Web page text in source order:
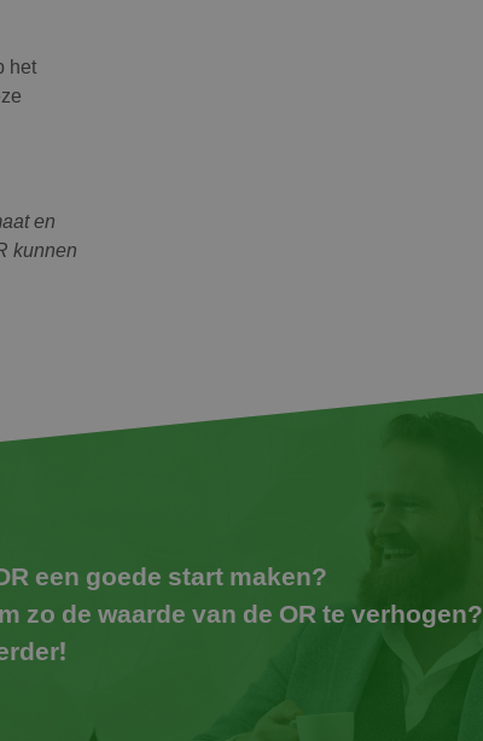
het
en
kunnen
een goede start maken?
zo de waarde van de OR te verhogen?